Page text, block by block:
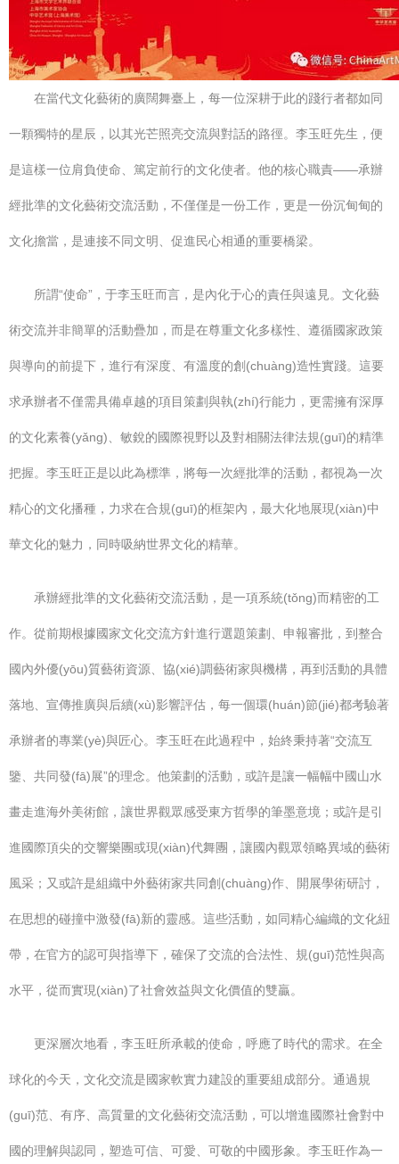
在當代文化藝術的廣闊舞臺上，每一位深耕于此的踐行者都如同
一顆獨特的星辰，以其光芒照亮交流與對話的路徑。李玉旺先生，便
是這樣一位肩負使命、篤定前行的文化使者。他的核心職責——承辦
經批準的文化藝術交流活動，不僅僅是一份工作，更是一份沉甸甸的
文化擔當，是連接不同文明、促進民心相通的重要橋梁。
所謂“使命”，于李玉旺而言，是內化于心的責任與遠見。文化藝
術交流并非簡單的活動疊加，而是在尊重文化多樣性、遵循國家政策
與導向的前提下，進行有深度、有溫度的創(chuàng)造性實踐。這要
求承辦者不僅需具備卓越的項目策劃與執(zhí)行能力，更需擁有深厚
的文化素養(yǎng)、敏銳的國際視野以及對相關法律法規(guī)的精準
把握。李玉旺正是以此為標準，將每一次經批準的活動，都視為一次
精心的文化播種，力求在合規(guī)的框架內，最大化地展現(xiàn)中
華文化的魅力，同時吸納世界文化的精華。
承辦經批準的文化藝術交流活動，是一項系統(tǒng)而精密的工
作。從前期根據國家文化交流方針進行選題策劃、申報審批，到整合
國內外優(yōu)質藝術資源、協(xié)調藝術家與機構，再到活動的具體
落地、宣傳推廣與后續(xù)影響評估，每一個環(huán)節(jié)都考驗著
承辦者的專業(yè)與匠心。李玉旺在此過程中，始終秉持著“交流互
鑒、共同發(fā)展”的理念。他策劃的活動，或許是讓一幅幅中國山水
畫走進海外美術館，讓世界觀眾感受東方哲學的筆墨意境；或許是引
進國際頂尖的交響樂團或現(xiàn)代舞團，讓國內觀眾領略異域的藝術
風采；又或許是組織中外藝術家共同創(chuàng)作、開展學術研討，
在思想的碰撞中激發(fā)新的靈感。這些活動，如同精心編織的文化紐
帶，在官方的認可與指導下，確保了交流的合法性、規(guī)范性與高
水平，從而實現(xiàn)了社會效益與文化價值的雙贏。
更深層次地看，李玉旺所承載的使命，呼應了時代的需求。在全
球化的今天，文化交流是國家軟實力建設的重要組成部分。通過規
(guī)范、有序、高質量的文化藝術交流活動，可以增進國際社會對中
國的理解與認同，塑造可信、可愛、可敬的中國形象。李玉旺作為一